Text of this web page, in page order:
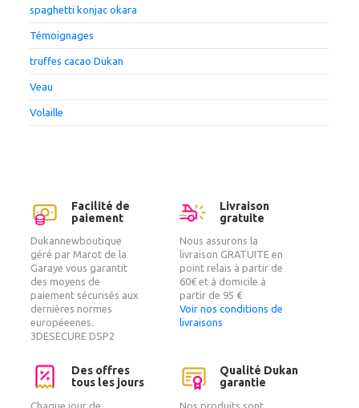
spaghetti konjac okara
Témoignages
truffes cacao Dukan
Veau
Volaille
Facilité de
paiement
Dukannewboutique
géré par Marot de la
Garaye vous garantit
des moyens de
paiement sécurisés aux
dernières normes
européeenes.
3DESECURE DSP2
Livraison
gratuite
Nous assurons la
livraison GRATUITE en
point relais à partir de
60€ et à domicile à
partir de 95 €
Voir nos conditions de
livraisons
Des offres
tous les jours
Chaque jour de
Qualité Dukan
garantie
Nos produits sont